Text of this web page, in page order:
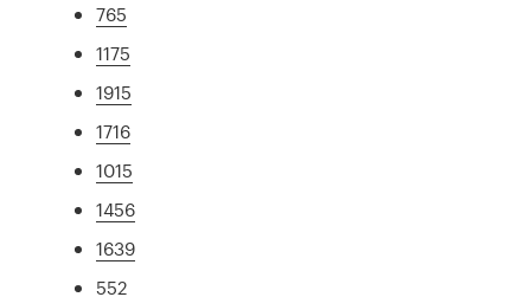
765
1175
1915
1716
1015
1456
1639
552